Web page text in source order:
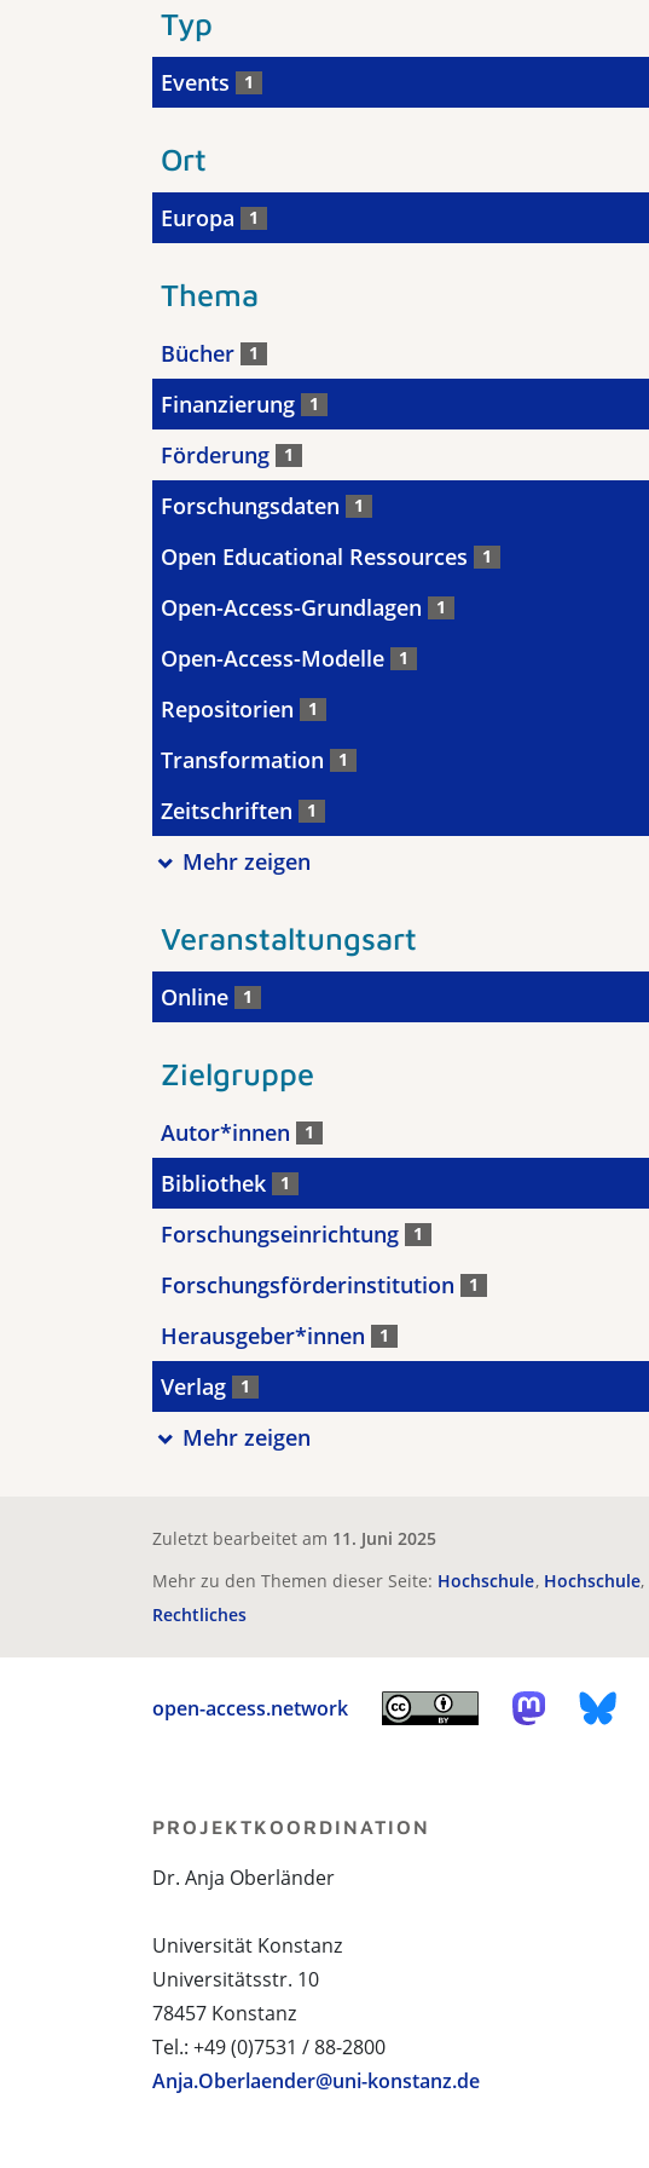
Typ
Events 1
Ort
Europa 1
Thema
Bücher 1
Finanzierung 1
Förderung 1
Forschungsdaten 1
Open Educational Ressources 1
Open-Access-Grundlagen 1
Open-Access-Modelle 1
Repositorien 1
Transformation 1
Zeitschriften 1
Mehr zeigen
Veranstaltungsart
Online 1
Zielgruppe
Autor*innen 1
Bibliothek 1
Forschungseinrichtung 1
Forschungsförderinstitution 1
Herausgeber*innen 1
Verlag 1
Mehr zeigen
Zuletzt bearbeitet am 11. Juni 2025
Mehr zu den Themen dieser Seite: Hochschule Hochschule
Rechtliches
open-access.network
PROJEKTKOORDINATION
Dr. Anja Oberländer
Universität Konstanz
Universitätsstr. 10
78457 Konstanz
Tel.: +49 (0)7531 / 88-2800
Anja.Oberlaender@uni-konstanz.de